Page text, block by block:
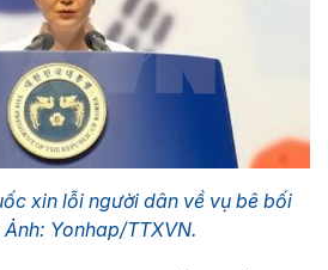
xin lỗi người dân về vụ bê bối
Yonhap/TTXVN.